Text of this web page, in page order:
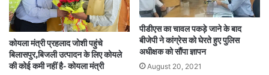
कोयला मंत्री प्रहलाद जोशी पहुंचे
बिलासपुर,बिजली उत्पादन के लिए कोयले
की कोई कमी नहीं है- कोयला मंत्री
पीडीएस का चावल पकड़े जाने के बाद
बीजेपी ने कांग्रेस को घेरते हुए पुलिस
अधीक्षक को सौंपा ज्ञापन
August 20, 2021